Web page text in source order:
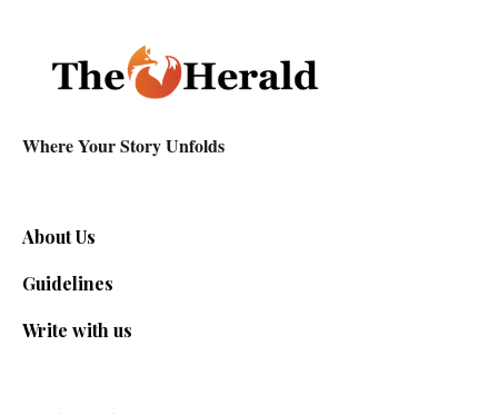
Where Your Story Unfolds
About Us
Guidelines
Write with us